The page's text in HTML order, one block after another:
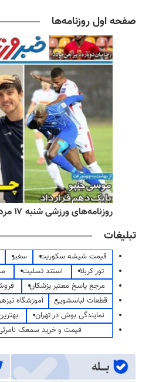
صفحه اول روزنامه‌ها
روزنامه‌های ورزشی شنبه ۱۷ مرداد ۱۴۰۵
تبلیغات
قیمت شیشه سکوریت سفیر
تور کربلا
استند تسلیت
مرجع پاسخ معتبر پزشکان
قطعات لباسشویی
آموزشگاه
نمایندگی بوش در تهران
قیمت و خرید سمعک